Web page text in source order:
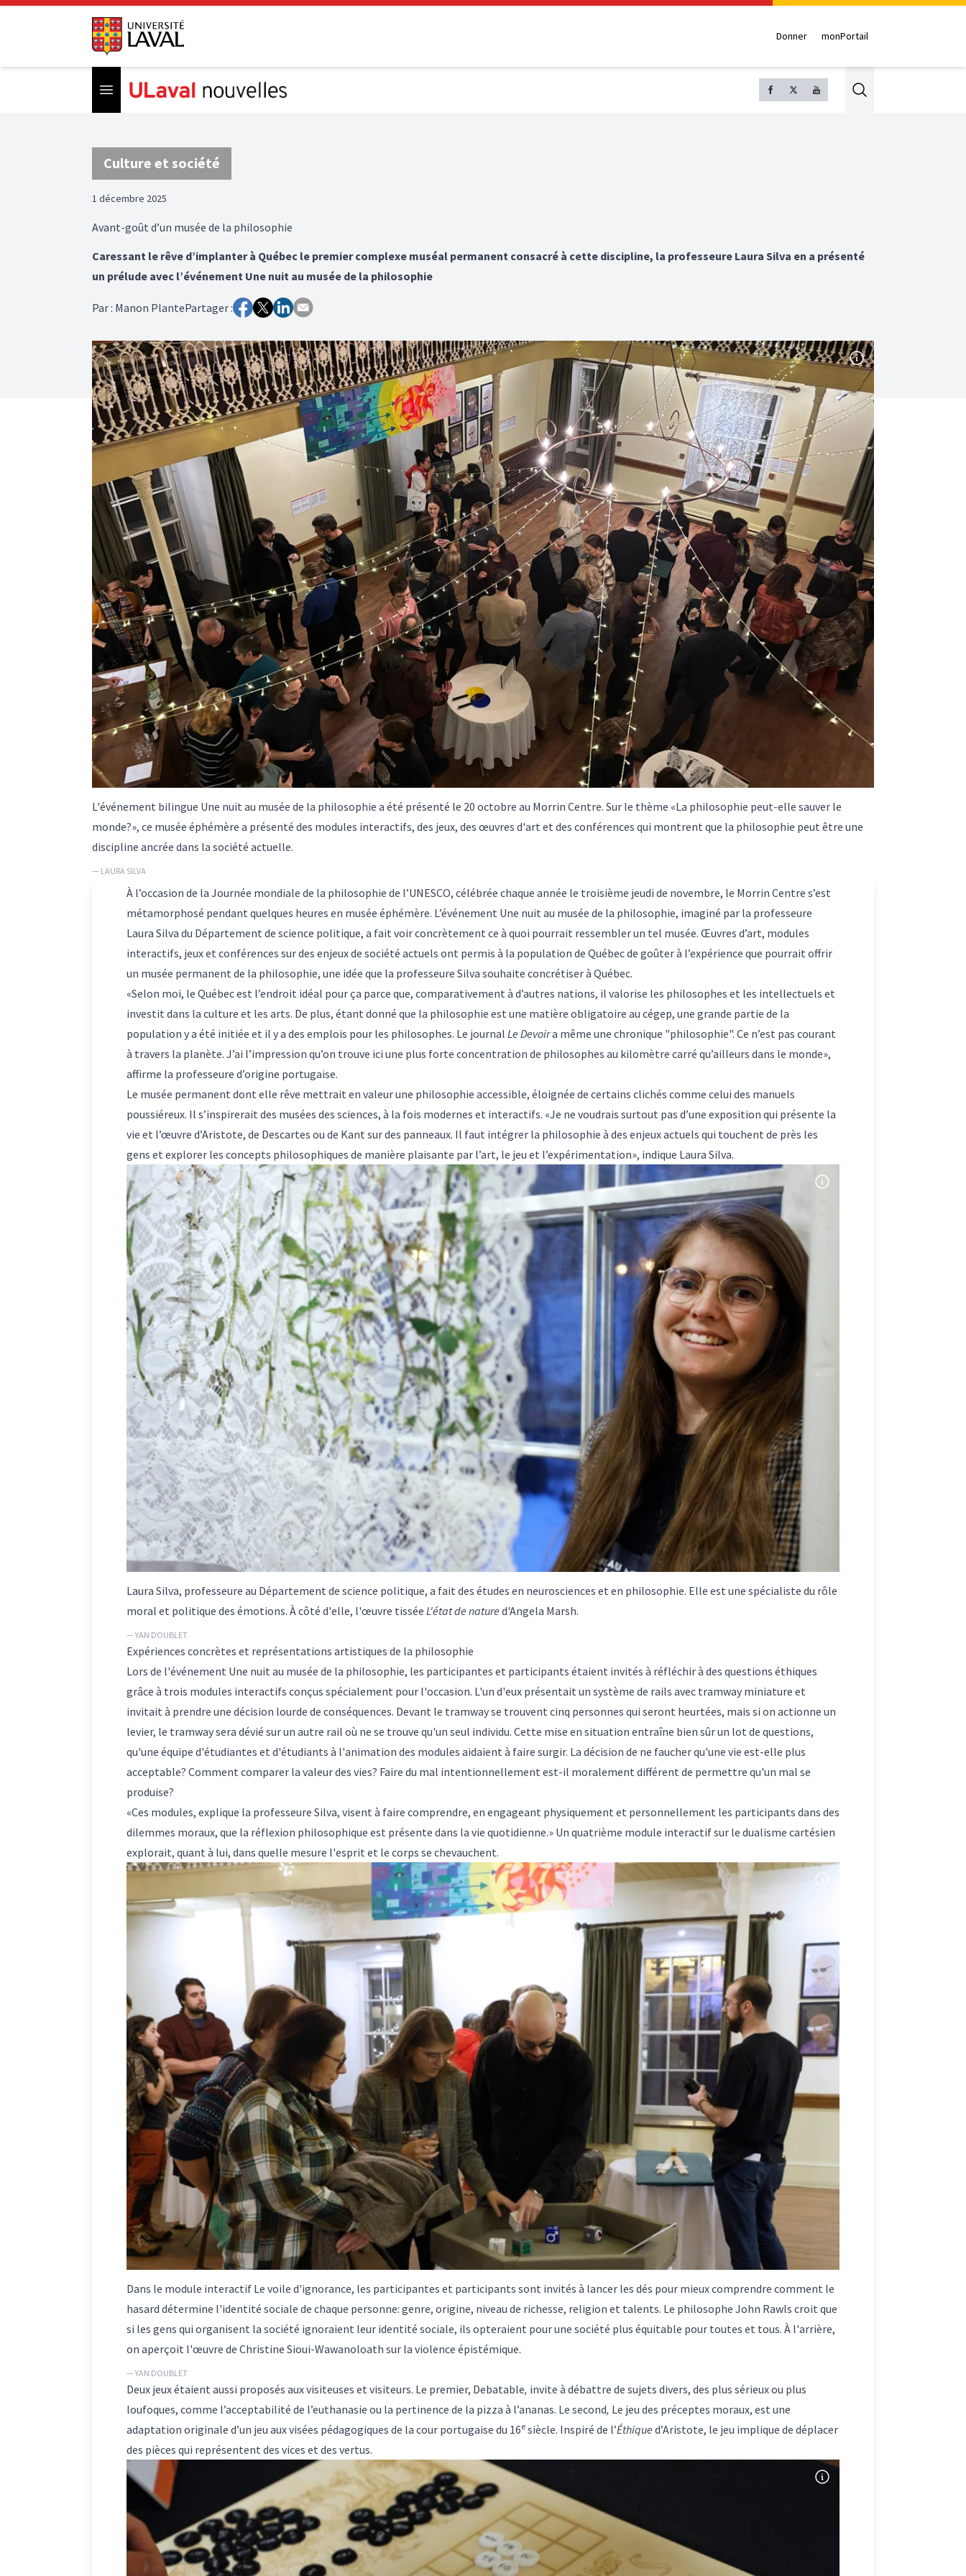
Donner monPortail
Open menu Search
Culture et société
1 décembre 2025
Avant-goût d’un musée de la philosophie
Caressant le rêve d’implanter à Québec le premier complexe muséal permanent consacré à cette discipline, la professeure Laura Silva en a présenté
un prélude avec l’événement Une nuit au musée de la philosophie
Par: Manon PlantePartager :
L'événement bilingue Une nuit au musée de la philosophie a été présenté le 20 octobre au Morrin Centre. Sur le thème «La philosophie peut-elle sauver le
monde?», ce musée éphémère a présenté des modules interactifs, des jeux, des œuvres d'art et des conférences qui montrent que la philosophie peut être une
discipline ancrée dans la société actuelle.
— LAURA SILVA
À l’occasion de la Journée mondiale de la philosophie de l’UNESCO, célébrée chaque année le troisième jeudi de novembre, le Morrin Centre s’est
métamorphosé pendant quelques heures en musée éphémère. L’événement Une nuit au musée de la philosophie, imaginé par la professeure
Laura Silva du Département de science politique, a fait voir concrètement ce à quoi pourrait ressembler un tel musée. Œuvres d’art, modules
interactifs, jeux et conférences sur des enjeux de société actuels ont permis à la population de Québec de goûter à l’expérience que pourrait offrir
un musée permanent de la philosophie, une idée que la professeure Silva souhaite concrétiser à Québec.
«Selon moi, le Québec est l’endroit idéal pour ça parce que, comparativement à d’autres nations, il valorise les philosophes et les intellectuels et
investit dans la culture et les arts. De plus, étant donné que la philosophie est une matière obligatoire au cégep, une grande partie de la
population y a été initiée et il y a des emplois pour les philosophes. Le journal Le Devoira même une chronique "philosophie". Ce n’est pas courant
à travers la planète. J’ai l’impression qu’on trouve ici une plus forte concentration de philosophes au kilomètre carré qu’ailleurs dans le monde»,
affirme la professeure d’origine portugaise.
Le musée permanent dont elle rêve mettrait en valeur une philosophie accessible, éloignée de certains clichés comme celui des manuels
poussiéreux. Il s’inspirerait des musées des sciences, à la fois modernes et interactifs. «Je ne voudrais surtout pas d’une exposition qui présente la
vie et l’œuvre d’Aristote, de Descartes ou de Kant sur des panneaux. Il faut intégrer la philosophie à des enjeux actuels qui touchent de près les
gens et explorer les concepts philosophiques de manière plaisante par l’art, le jeu et l’expérimentation», indique Laura Silva.
Laura Silva, professeure au Département de science politique, a fait des études en neurosciences et en philosophie. Elle est une spécialiste du rôle
moral et politique des émotions. À côté d'elle, l'œuvre tissée L'état de nature d'Angela Marsh.
— YAN DOUBLET
Expériences concrètes et représentations artistiques de la philosophie
Lors de l'événement Une nuit au musée de la philosophie, les participantes et participants étaient invités à réfléchir à des questions éthiques
grâce à trois modules interactifs conçus spécialement pour l'occasion. L'un d'eux présentait un système de rails avec tramway miniature et
invitait à prendre une décision lourde de conséquences. Devant le tramway se trouvent cinq personnes qui seront heurtées, mais si on actionne un
levier, le tramway sera dévié sur un autre rail où ne se trouve qu'un seul individu. Cette mise en situation entraîne bien sûr un lot de questions,
qu'une équipe d'étudiantes et d'étudiants à l'animation des modules aidaient à faire surgir. La décision de ne faucher qu'une vie est-elle plus
acceptable? Comment comparer la valeur des vies? Faire du mal intentionnellement est-il moralement différent de permettre qu'un mal se
produise?
«Ces modules, explique la professeure Silva, visent à faire comprendre, en engageant physiquement et personnellement les participants dans des
dilemmes moraux, que la réflexion philosophique est présente dans la vie quotidienne.» Un quatrième module interactif sur le dualisme cartésien
explorait, quant à lui, dans quelle mesure l'esprit et le corps se chevauchent.
Dans le module interactif Le voile d'ignorance, les participantes et participants sont invités à lancer les dés pour mieux comprendre comment le
hasard détermine l'identité sociale de chaque personne: genre, origine, niveau de richesse, religion et talents. Le philosophe John Rawls croit que
si les gens qui organisent la société ignoraient leur identité sociale, ils opteraient pour une société plus équitable pour toutes et tous. À l'arrière,
on aperçoit l'œuvre de Christine Sioui-Wawanoloath sur la violence épistémique.
— YAN DOUBLET
Deux jeux étaient aussi proposés aux visiteuses et visiteurs. Le premier, Debatable, invite à débattre de sujets divers, des plus sérieux ou plus
loufoques, comme l’acceptabilité de l’euthanasie ou la pertinence de la pizza à l’ananas. Le second, Le jeu des préceptes moraux, est une
adaptation originale d’un jeu aux visées pédagogiques de la cour portugaise du 16e siècle. Inspiré de l’Éthique d’Aristote, le jeu implique de déplacer
des pièces qui représentent des vices et des vertus.